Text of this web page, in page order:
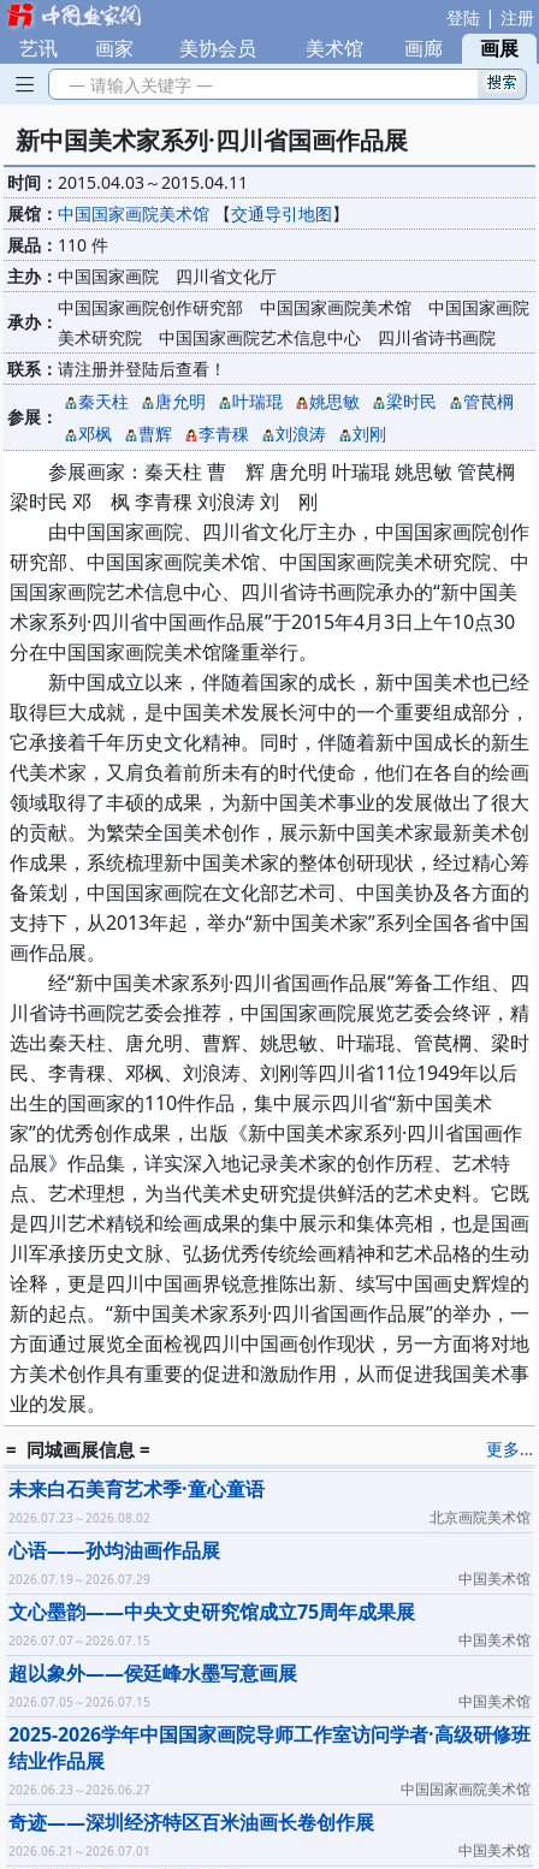
登陆 | 注册
艺讯 画家 美协会员 美术馆 画廊 | 画展
— 请输入关键字 —
新中国美术家系列·四川省国画作品展
时间： 2015.04.03～2015.04.11
展馆： 中国国家画院美术馆 【交通导引地图】
展品： 110 件
主办： 中国国家画院 四川省文化厅
承办：
中国国家画院创作研究部 中国国家画院美术馆 中国国家画院
美术研究院 中国国家画院艺术信息中心 四川省诗书画院
联系： 请注册并登陆后查看！
参展：
秦天柱 唐允明 叶瑞琨 姚思敏 梁时民
管苠棡
邓枫
曹辉 李青稞 刘浪涛 刘刚
参展画家：秦天柱 曹 辉 唐允明 叶瑞琨 姚思敏 管苠棡
梁时民 邓 枫 李青稞 刘浪涛 刘 刚
由中国国家画院、四川省文化厅主办，中国国家画院创作
研究部、中国国家画院美术馆、中国国家画院美术研究院、中
国国家画院艺术信息中心、四川省诗书画院承办的“新中国美
术家系列·四川省中国画作品展”于2015年4月3日上午10点30
分在中国国家画院美术馆隆重举行。
新中国成立以来，伴随着国家的成长，新中国美术也已经
取得巨大成就，是中国美术发展长河中的一个重要组成部分，
它承接着千年历史文化精神。同时，伴随着新中国成长的新生
代美术家，又肩负着前所未有的时代使命，他们在各自的绘画
领域取得了丰硕的成果，为新中国美术事业的发展做出了很大
的贡献。为繁荣全国美术创作，展示新中国美术家最新美术创
作成果，系统梳理新中国美术家的整体创研现状，经过精心筹
备策划，中国国家画院在文化部艺术司、中国美协及各方面的
支持下，从2013年起，举办“新中国美术家”系列全国各省中国
画作品展。
经“新中国美术家系列·四川省国画作品展”筹备工作组、四
川省诗书画院艺委会推荐，中国国家画院展览艺委会终评，精
选出秦天柱、唐允明、曹辉、姚思敏、叶瑞琨、管苠棡、梁时
民、李青稞、邓枫、刘浪涛、刘刚等四川省11位1949年以后
出生的国画家的110件作品，集中展示四川省“新中国美术
家”的优秀创作成果，出版《新中国美术家系列·四川省国画作
品展》作品集，详实深入地记录美术家的创作历程、艺术特
点、艺术理想，为当代美术史研究提供鲜活的艺术史料。它既
是四川艺术精锐和绘画成果的集中展示和集体亮相，也是国画
川军承接历史文脉、弘扬优秀传统绘画精神和艺术品格的生动
诠释，更是四川中国画界锐意推陈出新、续写中国画史辉煌的
新的起点。“新中国美术家系列·四川省国画作品展”的举办，一
方面通过展览全面检视四川中国画创作现状，另一方面将对地
方美术创作具有重要的促进和激励作用，从而促进我国美术事
业的发展。
更多…
= 同城画展信息 =
未来白石美育艺术季·童心童语
北京画院美术馆
2026.07.23～2026.08.02
心语——孙均油画作品展
中国美术馆
2026.07.19～2026.07.29
文心墨韵——中央文史研究馆成立75周年成果展
中国美术馆
2026.07.07～2026.07.15
超以象外——侯廷峰水墨写意画展
中国美术馆
2026.07.05～2026.07.15
2025-2026学年中国国家画院导师工作室访问学者·高级研修班
结业作品展
中国国家画院美术馆
2026.06.23～2026.06.27
奇迹——深圳经济特区百米油画长卷创作展
中国美术馆
2026.06.21～2026.07.01